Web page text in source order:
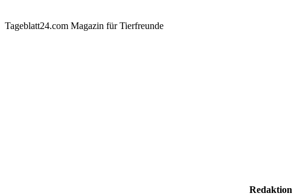
Tageblatt24.com Magazin für Tierfreunde
Redaktion